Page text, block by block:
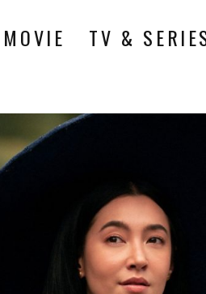
MOVIE TV &